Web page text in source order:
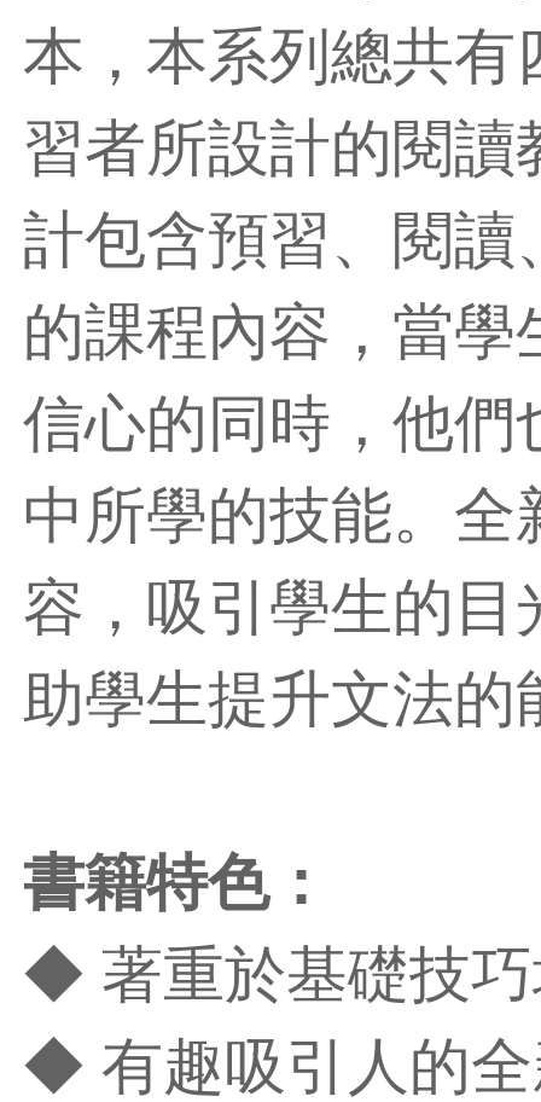
本，本系列總共
習者所設計的閱
計包含預習、閱讀
的課程內容，當
信心的同時，他們
中所學的技能。
容，吸引學生的
助學生提升文法的
書籍特色：
◆ 著重於基礎技
◆ 有趣吸引人的